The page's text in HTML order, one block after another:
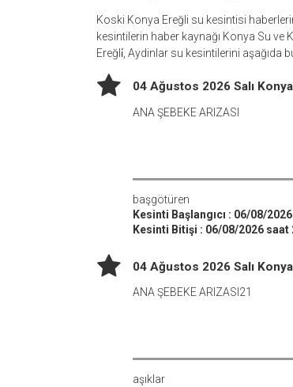
Koski Konya Ereğli su kesintisi
kesintilerin haber kaynağı Konya Su
Ereğli̇, Aydinlar su kesintilerini aşağıda
04 Ağustos 2026 Salı
ANA ŞEBEKE ARIZASI
başgötüren
Kesinti Başlangıcı : 06/08/
Kesinti Bitişi : 06/08/2026 saat
04 Ağustos 2026 Salı
ANA ŞEBEKE ARIZASI21
aşıklar